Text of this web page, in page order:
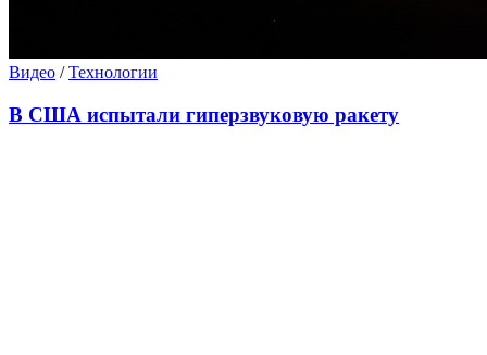
Видео /Технологии
В США испытали гиперзвуковую ракету